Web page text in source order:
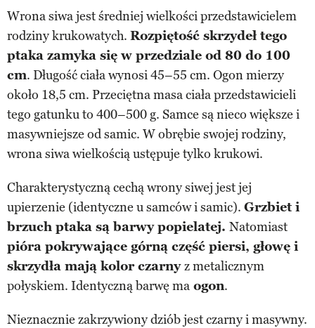
Wrona siwa jest średniej wielkości przedstawicielem
rodziny krukowatych. Rozpiętość skrzydeł tego
ptaka zamyka się w przedziale od 80 do 100
cm. Długość ciała wynosi 45–55 cm. Ogon mierzy
około 18,5 cm. Przeciętna masa ciała przedstawicieli
tego gatunku to 400–500 g. Samce są nieco większe i
masywniejsze od samic. W obrębie swojej rodziny,
wrona siwa wielkością ustępuje tylko krukowi.
Charakterystyczną cechą wrony siwej jest jej
upierzenie (identyczne u samców i samic). Grzbiet i
brzuch ptaka są barwy popielatej. Natomiast
pióra pokrywające górną część piersi, głowę i
skrzydła mają kolor czarnyz metalicznym
połyskiem. Identyczną barwę ma ogon.
Nieznacznie zakrzywiony dziób jest czarny i masywny.